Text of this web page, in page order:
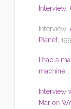
Interview:
Planet,
I had a
machine.
Interview
Marion